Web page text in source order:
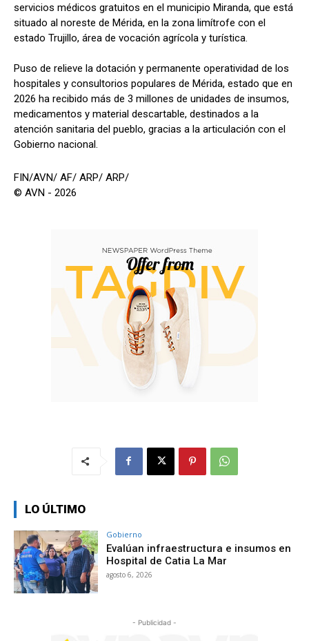
servicios médicos gratuitos en el municipio Miranda, que está
situado al noreste de Mérida, en la zona limítrofe con el
estado Trujillo, área de vocación agrícola y turística.
Puso de relieve la dotación y permanente operatividad de los
hospitales y consultorios populares de Mérida, estado que en
2026 ha recibido más de 3 millones de unidades de insumos,
medicamentos y material descartable, destinados a la
atención sanitaria del pueblo, gracias a la articulación con el
Gobierno nacional.
FIN/AVN/ AF/ ARP/ ARP/
© AVN - 2026
LO ÚLTIMO
Gobierno
Evalúan infraestructura e insumos en
Hospital de Catia La Mar
agosto 6, 2026
- Publicidad -